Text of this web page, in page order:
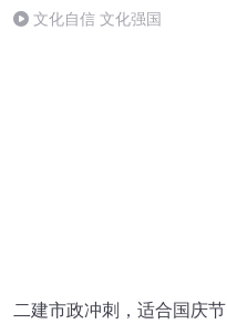
文化自信 文化强国
二建市政冲刺，适合国庆节